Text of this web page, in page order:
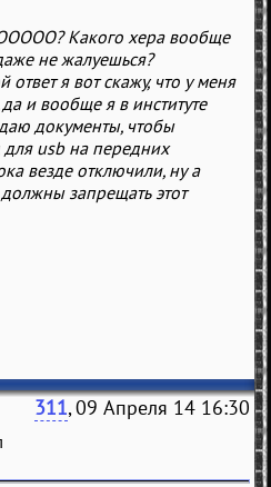
Какого хера вообще
не жалуешься?
ответ я вот скажу, что у меня
и вообще я в институте
документы, чтобы
usb на передних
везде отключили, ну а
запрещать этот
311, 09 Апреля 14 16:30